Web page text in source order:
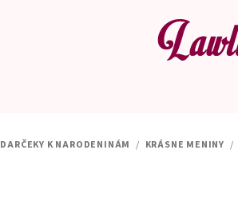
DARČEKY K NARODENINÁM / KRÁSNE MENINY /